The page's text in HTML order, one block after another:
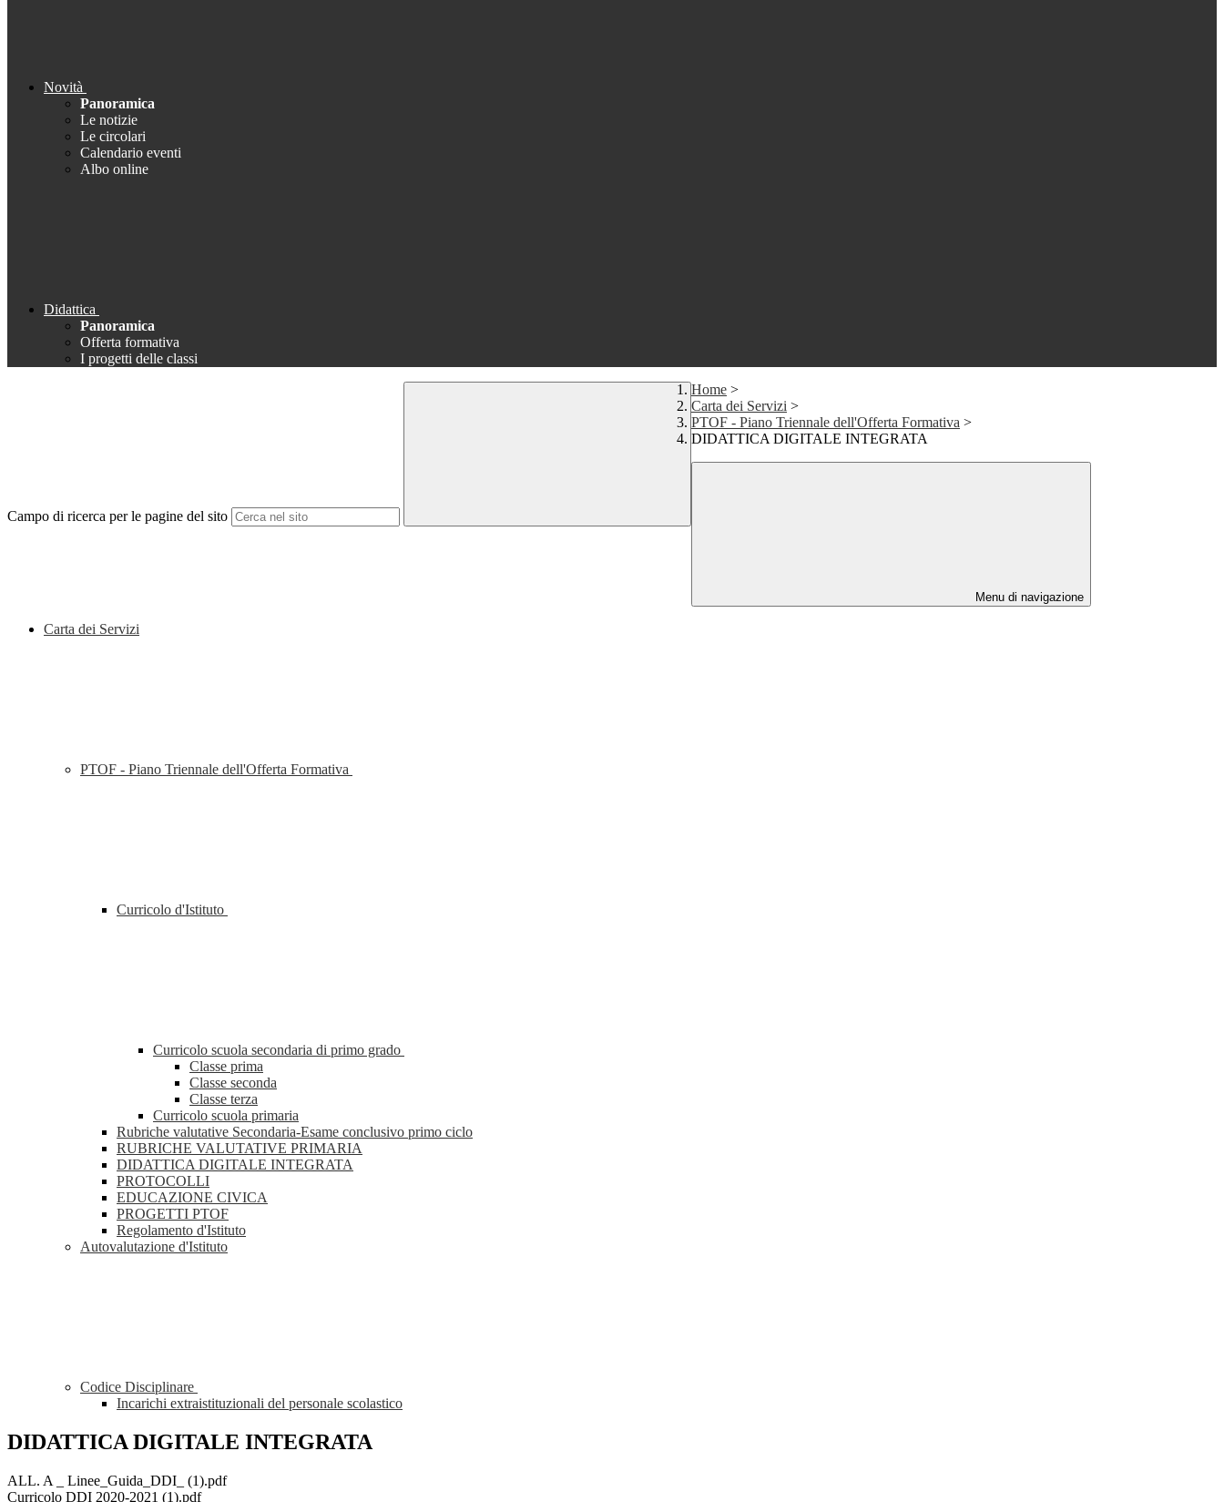
Novità
Panoramica
Le notizie
Le circolari
Calendario eventi
Albo online
Didattica
Panoramica
Offerta formativa
I progetti delle classi
Campo di ricerca per le pagine del sito
Home >
Carta dei Servizi >
PTOF - Piano Triennale dell'Offerta Formativa >
DIDATTICA DIGITALE INTEGRATA
Menu di navigazione
Carta dei Servizi
PTOF - Piano Triennale dell'Offerta Formativa
Curricolo d'Istituto
Curricolo scuola secondaria di primo grado
Classe prima
Classe seconda
Classe terza
Curricolo scuola primaria
Rubriche valutative Secondaria-Esame conclusivo primo ciclo
RUBRICHE VALUTATIVE PRIMARIA
DIDATTICA DIGITALE INTEGRATA
PROTOCOLLI
EDUCAZIONE CIVICA
PROGETTI PTOF
Regolamento d'Istituto
Autovalutazione d'Istituto
Codice Disciplinare
Incarichi extraistituzionali del personale scolastico
DIDATTICA DIGITALE INTEGRATA
ALL. A _ Linee_Guida_DDI_ (1).pdf
Curricolo DDI 2020-2021 (1).pdf